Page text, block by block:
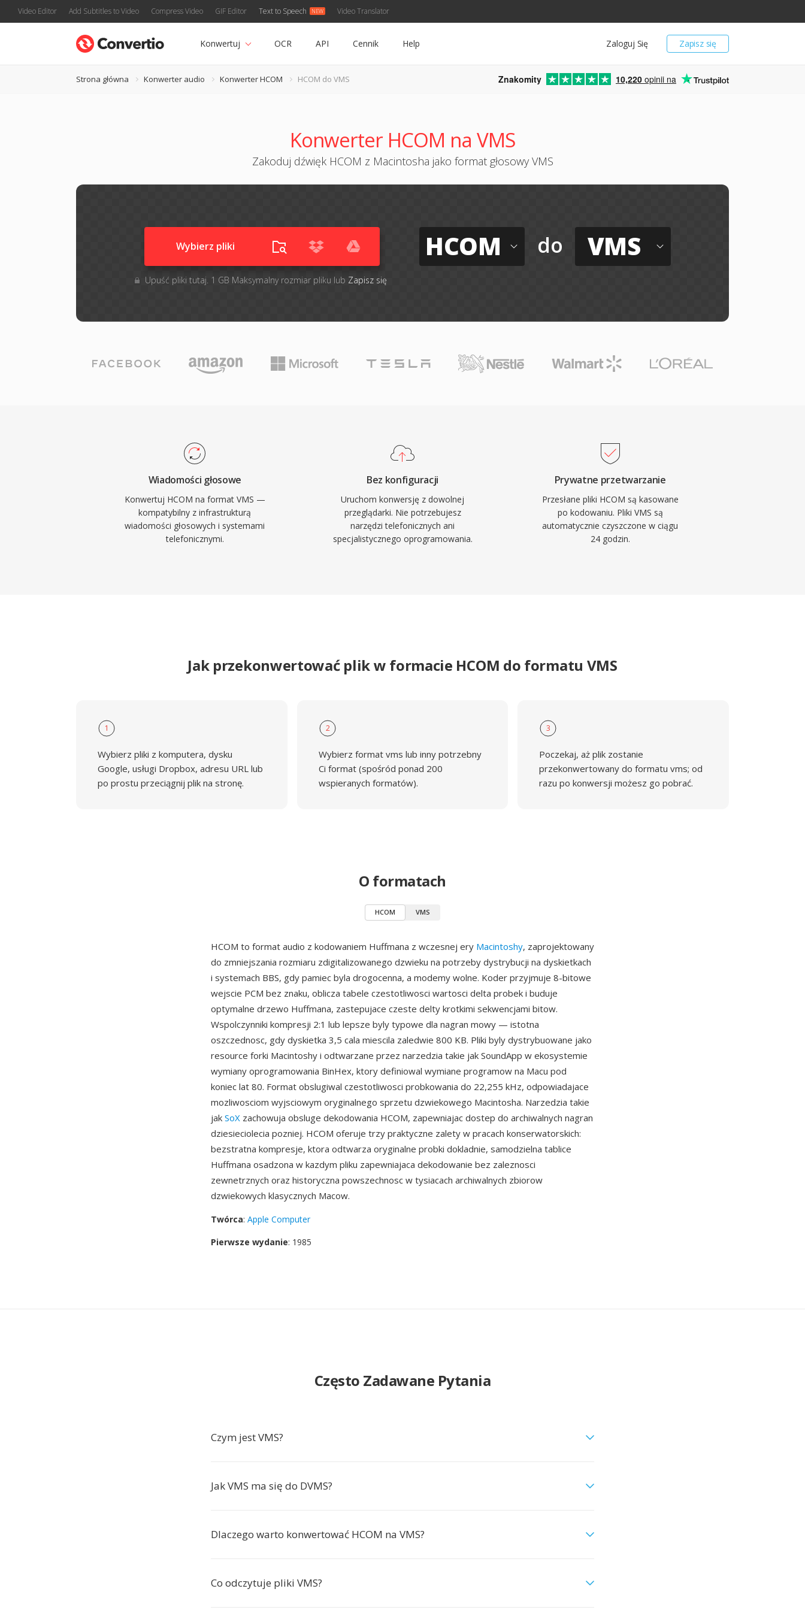
Video Editor Add Subtitles to Video Compress Video GIF Editor Text to Speech Video Translator
Zapisz się
Zaloguj Się
Konwertuj OCR API Cennik Help
Strona główna Konwerter audio Konwerter HCOM HCOM do VMS Znakomity 10,220 opinii na
Konwerter HCOM na VMS
Zakoduj dźwięk HCOM z Macintosha jako format głosowy VMS
Wybierz pliki
Upuść pliki tutaj. 1 GB Maksymalny rozmiar pliku lub Zapisz się
HCOM do VMS
Wiadomości głosowe
Konwertuj HCOM na format VMS —
kompatybilny z infrastrukturą
wiadomości głosowych i systemami
telefonicznymi.
Bez konfiguracji
Uruchom konwersję z dowolnej
przeglądarki. Nie potrzebujesz
narzędzi telefonicznych ani
specjalistycznego oprogramowania.
Prywatne przetwarzanie
Przesłane pliki HCOM są kasowane
po kodowaniu. Pliki VMS są
automatycznie czyszczone w ciągu
24 godzin.
Jak przekonwertować plik w formacie HCOM do formatu VMS
1
Wybierz pliki z komputera, dysku
Google, usługi Dropbox, adresu URL lub
po prostu przeciągnij plik na stronę.
2
Wybierz format vms lub inny potrzebny
Ci format (spośród ponad 200
wspieranych formatów).
3
Poczekaj, aż plik zostanie
przekonwertowany do formatu vms; od
razu po konwersji możesz go pobrać.
O formatach
HCOM VMS
HCOM to format audio z kodowaniem Huffmana z wczesnej ery Macintoshy, zaprojektowany
do zmniejszania rozmiaru zdigitalizowanego dzwieku na potrzeby dystrybucji na dyskietkach
i systemach BBS, gdy pamiec byla drogocenna, a modemy wolne. Koder przyjmuje 8-bitowe
wejscie PCM bez znaku, oblicza tabele czestotliwosci wartosci delta probek i buduje
optymalne drzewo Huffmana, zastepujace czeste delty krotkimi sekwencjami bitow.
Wspolczynniki kompresji 2:1 lub lepsze byly typowe dla nagran mowy — istotna
oszczednosc, gdy dyskietka 3,5 cala miescila zaledwie 800 KB. Pliki byly dystrybuowane jako
resource forki Macintoshy i odtwarzane przez narzedzia takie jak SoundApp w ekosystemie
wymiany oprogramowania BinHex, ktory definiowal wymiane programow na Macu pod
koniec lat 80. Format obslugiwal czestotliwosci probkowania do 22,255 kHz, odpowiadajace
mozliwosciom wyjsciowym oryginalnego sprzetu dzwiekowego Macintosha. Narzedzia takie
jak SoX zachowuja obsluge dekodowania HCOM, zapewniajac dostep do archiwalnych nagran
dziesieciolecia pozniej. HCOM oferuje trzy praktyczne zalety w pracach konserwatorskich:
bezstratna kompresje, ktora odtwarza oryginalne probki dokladnie, samodzielna tablice
Huffmana osadzona w kazdym pliku zapewniajaca dekodowanie bez zaleznosci
zewnetrznych oraz historyczna powszechnosc w tysiacach archiwalnych zbiorow
dzwiekowych klasycznych Macow.
Twórca: Apple Computer
Pierwsze wydanie: 1985
Często Zadawane Pytania
Czym jest VMS?
Jak VMS ma się do DVMS?
Dlaczego warto konwertować HCOM na VMS?
Co odczytuje pliki VMS?